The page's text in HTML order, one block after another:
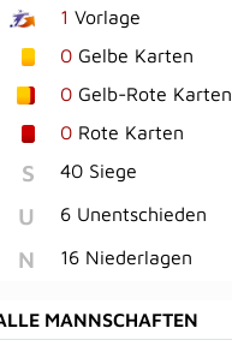
1 Vorlage
0 Gelbe Karten
0 Gelb-Rote Karten
0 Rote Karten
S 40 Siege
U 6 Unentschieden
N 16 Niederlagen
MANNSCHAFTEN